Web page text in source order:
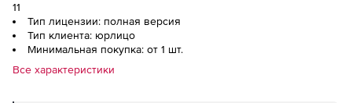
11
Тип лицензии: полная версия
Тип клиента: юрлицо
Минимальная покупка: от 1 шт.
Все характеристики